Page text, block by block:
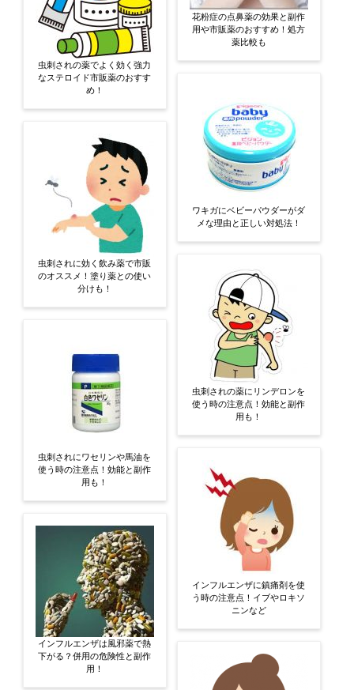
虫刺されの薬でよく効く強力
なステロイド市販薬のおすす
め！
虫刺されに効く飲み薬で市販
のオススメ！塗り薬との使い
分けも！
虫刺されにワセリンや馬油を
使う時の注意点！効能と副作
用も！
インフルエンザは風邪薬で熱
下がる？併用の危険性と副作
用！
花粉症の点鼻薬の効果と副作
用や市販薬のおすすめ！処方
薬比較も
ワキガにベビーパウダーがダ
メな理由と正しい対処法！
虫刺されの薬にリンデロンを
使う時の注意点！効能と副作
用も！
インフルエンザに鎮痛剤を使
う時の注意点！イブやロキソ
ニンなど